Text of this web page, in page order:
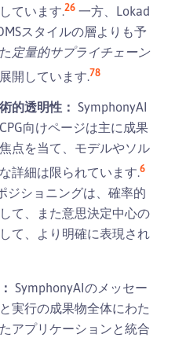
ています.26 一方、Lokad
スタイルの層よりも予
定量的サプライチェーン
開しています.78
的透明性： SymphonyAI
向けページは主に成果
点を当て、モデルやソル
詳細は限られています.6
ジショニングは、確率的
て、また意思決定中心の
て、より明確に表現され
SymphonyAIのメッセー
実行の成果物全体にわた
アプリケーションと統合